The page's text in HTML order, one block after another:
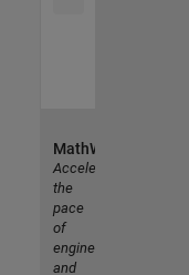
MathWorks
Accelerating
the
pace
of
engineering
and